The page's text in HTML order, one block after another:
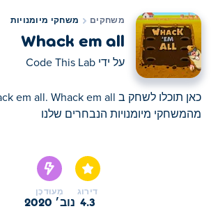
משחקים משחקי מיומנויות
Whack em all
על ידי Code This Lab
מהמשחקי מיומנויות הנבחרים שלנו
דירוג
4.3
מְעוּדכָּן
נוב׳ 2020